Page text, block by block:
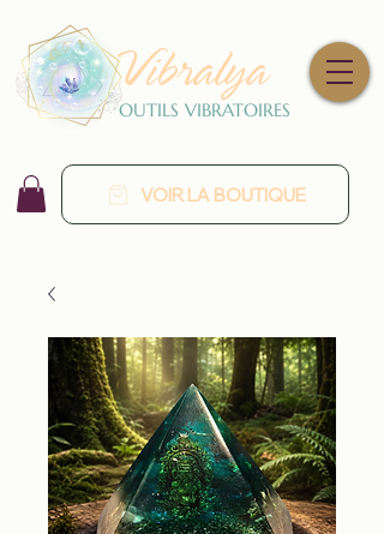
VOIR LA BOUTIQUE
Vibralya
OUTILS VIBRATOIRES